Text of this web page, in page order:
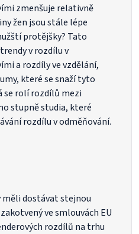
zmenšuje relativně
žen jsou stále lépe
protějšky? Tato
v rozdílu v
a rozdíly ve vzdělání,
které se snaží tyto
se rolí rozdílů mezi
stupně studia, které
rozdílu v odměňování.
měli dostávat stejnou
ve smlouvách EU
rozdílů na trhu